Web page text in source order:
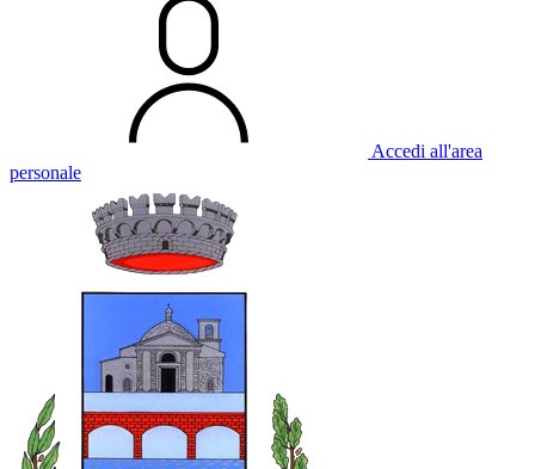
Accedi all'area
personale